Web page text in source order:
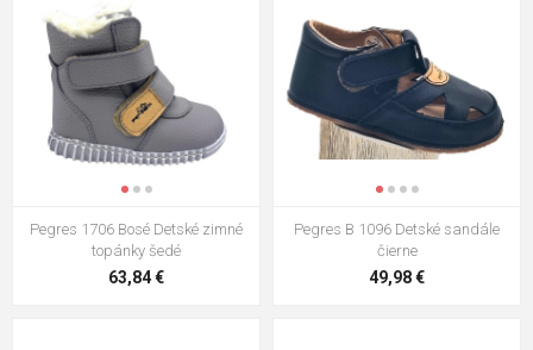
Pegres 1706 Bosé Detské zimné
topánky šedé
63,84 €
Pegres B 1096 Detské sandále
čierne
49,98 €